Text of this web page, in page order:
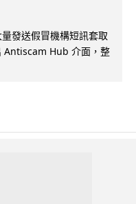
發送假冒機構短訊套取
Antiscam Hub 介面，整